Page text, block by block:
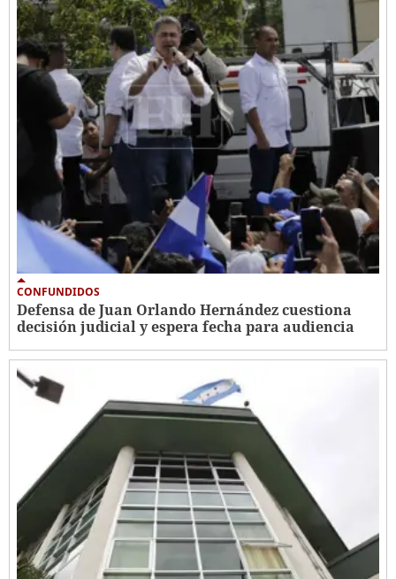
CONFUNDIDOS
Defensa de Juan Orlando Hernández cuestiona
decisión judicial y espera fecha para audiencia